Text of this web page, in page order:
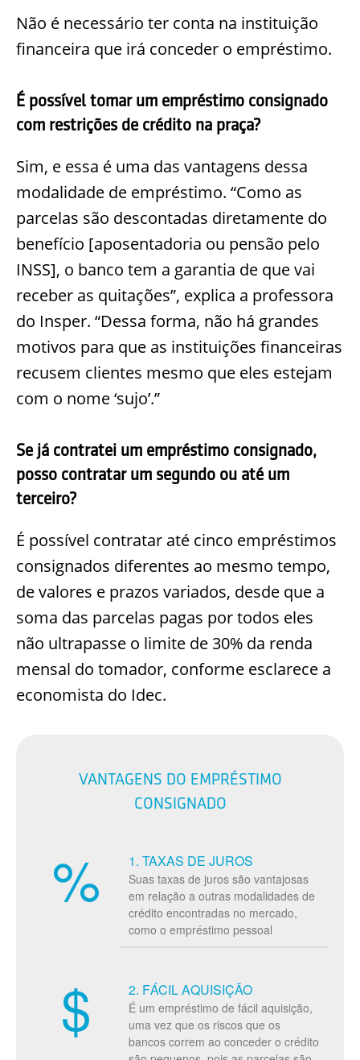
Não é necessário ter conta na instituição
financeira que irá conceder o empréstimo.
É possível tomar um empréstimo consignado
com restrições de crédito na praça?
Sim, e essa é uma das vantagens dessa
modalidade de empréstimo. “Como as
parcelas são descontadas diretamente do
benefício [aposentadoria ou pensão pelo
INSS], o banco tem a garantia de que vai
receber as quitações”, explica a professora
do Insper. “Dessa forma, não há grandes
motivos para que as instituições financeiras
recusem clientes mesmo que eles estejam
com o nome ‘sujo’.”
Se já contratei um empréstimo consignado,
posso contratar um segundo ou até um
terceiro?
É possível contratar até cinco empréstimos
consignados diferentes ao mesmo tempo,
de valores e prazos variados, desde que a
soma das parcelas pagas por todos eles
não ultrapasse o limite de 30% da renda
mensal do tomador, conforme esclarece a
economista do Idec.